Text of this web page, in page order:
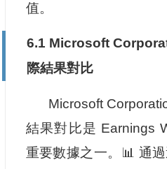
值。
6.1 Microsoft
際結果對比
Microsoft
結果對比是 Earnings
重要數據之一。📊 通